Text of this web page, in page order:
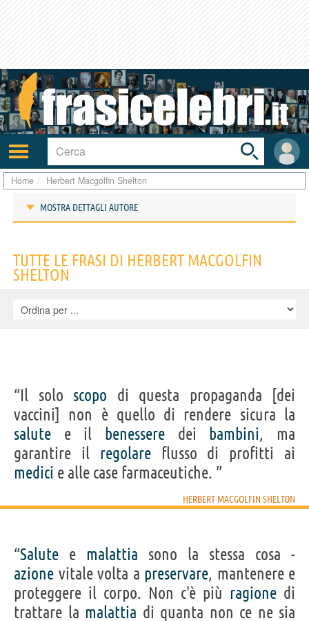
Attiva/disattiva
navigazione
User
area
Toggle
search
bar
Home Herbert Macgolfin Shelton
MOSTRA DETTAGLI AUTORE
Nome Herbert Macgolfin
Cognome Shelton
Nato 6 ottobre 1895
Morto 1 gennaio 1985
Sesso maschile
Nazionalità statunitense
Professione attivista(pacifista e fautore del crudismo ),scrittore,
educatore
igienista
Segno zodiacale Bilancia
Acquista libri di Herbert Macgolfin Shelton su
Frasi, citazioni e aforismi di Herbert Macgolfin Shelton
15IN ITALIANO
Personaggi affini perPROFESSIONE CONTENUTI
TUTTE LE FRASI DI HERBERT MACGOLFIN
SHELTON
“Il solo scopo di questa propaganda [dei
vaccini] non è quello di rendere sicura la
salute e il benessere dei bambini, ma
garantire il regolareflusso di profitti ai
medici e alle case farmaceutiche. ”
HERBERT MACGOLFIN SHELTON
“Salute e malattia sono la stessa cosa -
azione vitale volta a preservare, mantenere e
proteggere il corpo. Non c'è più ragione di
trattare la malattia di quanta non ce ne sia